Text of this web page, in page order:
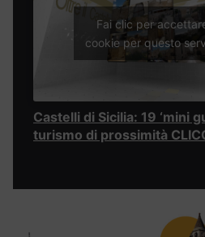
Fai clic per
cookie per questo
Castelli di Sicilia: 19 ‘mini
turismo di prossimità